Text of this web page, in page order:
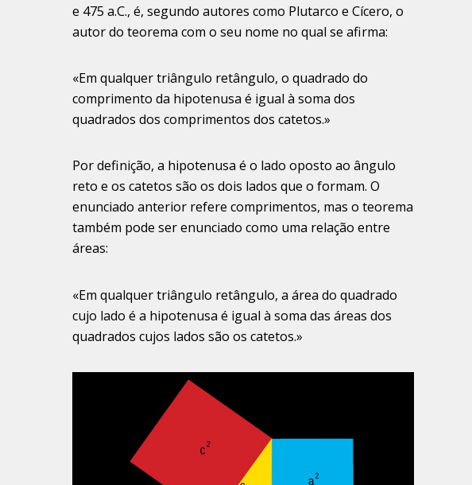
e 475 a.C., é, segundo autores como Plutarco e Cícero, o
autor do teorema com o seu nome no qual se afirma:
«Em qualquer triângulo retângulo, o quadrado do
comprimento da hipotenusa é igual à soma dos
quadrados dos comprimentos dos catetos.»
Por definição, a hipotenusa é o lado oposto ao ângulo
reto e os catetos são os dois lados que o formam. O
enunciado anterior refere comprimentos, mas o teorema
também pode ser enunciado como uma relação entre
áreas:
«Em qualquer triângulo retângulo, a área do quadrado
cujo lado é a hipotenusa é igual à soma das áreas dos
quadrados cujos lados são os catetos.»